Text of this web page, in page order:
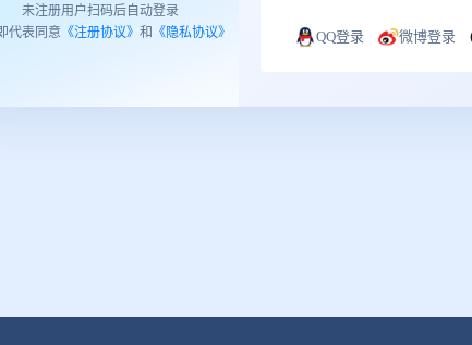
未注册用户扫码后自动登录
代表同意 《注册协议》 和 《隐私协议》 QQ登录 微博登录